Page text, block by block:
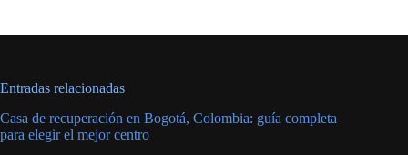
Entradas relacionadas
Casa de recuperación en Bogotá, Colombia: guía completa
para elegir el mejor centro